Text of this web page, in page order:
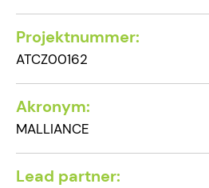
Projektnummer:
ATCZ00162
Akronym:
MALLIANCE
Lead partner: